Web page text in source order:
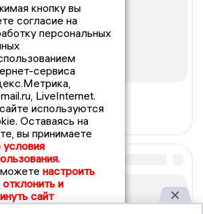
кнопку вы
согласие на
персональных
сервиса
LiveInternet.
используются
Оставаясь на
вы принимаете
условия
настроить
отклонить и
сайт